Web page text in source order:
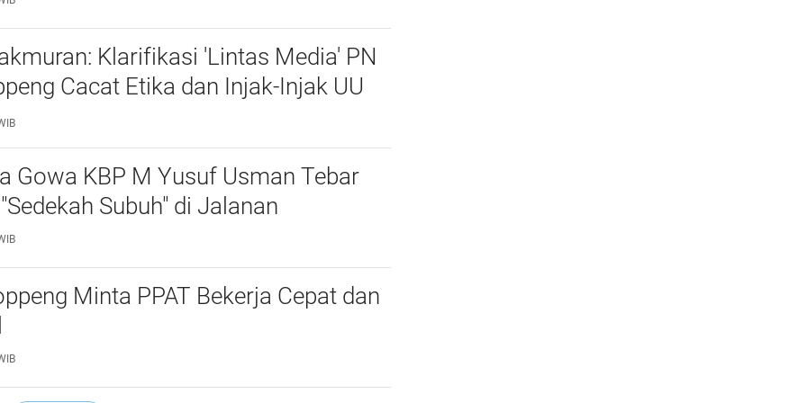
Klarifikasi 'Lintas Media' PN
Cacat Etika dan Injak-Injak UU
Gowa KBP M Yusuf Usman Tebar
Subuh" di Jalanan
Minta PPAT Bekerja Cepat dan